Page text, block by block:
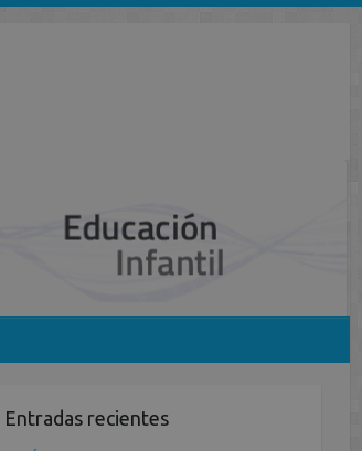
Entradas recientes